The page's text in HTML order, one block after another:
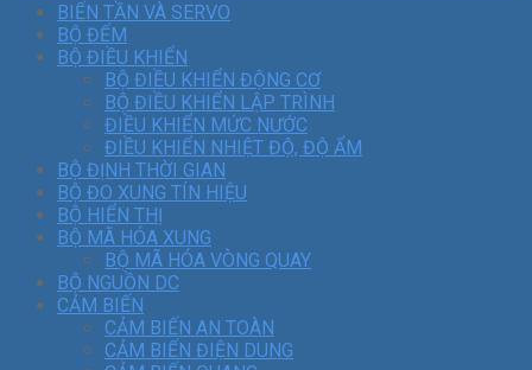
BIẾN TẦN VÀ SERVO
BỘ ĐẾM
BỘ ĐIỀU KHIỂN
BỘ ĐIỀU KHIỂN ĐỘNG CƠ
BỘ ĐIỀU KHIỂN LẬP TRÌNH
ĐIỀU KHIỂN MỨC NƯỚC
ĐIỀU KHIỂN NHIỆT ĐỘ, ĐỘ ẨM
BỘ ĐỊNH THỜI GIAN
BỘ ĐO XUNG TÍN HIỆU
BỘ HIỂN THỊ
BỘ MÃ HÓA XUNG
BỘ MÃ HÓA VÒNG QUAY
BỘ NGUỒN DC
CẢM BIẾN
CẢM BIẾN AN TOÀN
CẢM BIẾN ĐIỆN DUNG